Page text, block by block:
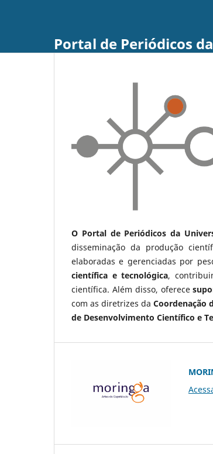
Portal de Periódicos
O Portal de Periódicos da
disseminação da produção
elaboradas e gerenciadas por
científica e tecnológica,
científica. Além disso, oferece
com as diretrizes daCoordenação
de Desenvolvimento Científico e